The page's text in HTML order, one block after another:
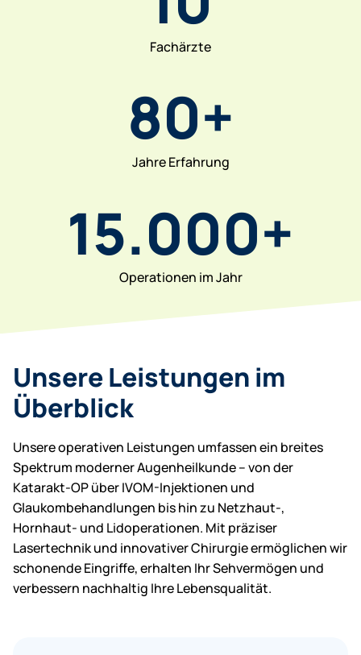
Fachärzte
80+
Jahre Erfahrung
15.000+
Operationen im Jahr
Unsere Leistungen im
Überblick
Unsere operativen Leistungen umfassen ein breites
Spektrum moderner Augenheilkunde – von der
Katarakt-OP über IVOM-Injektionen und
Glaukombehandlungen bis hin zu Netzhaut-,
Hornhaut- und Lidoperationen. Mit präziser
Lasertechnik und innovativer Chirurgie ermöglichen wir
schonende Eingriffe, erhalten Ihr Sehvermögen und
verbessern nachhaltig Ihre Lebensqualität.